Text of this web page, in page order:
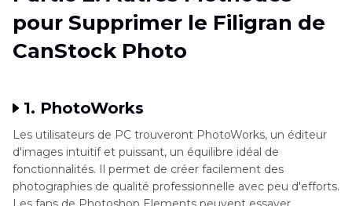
pour Supprimer le Filigran de
CanStock Photo
1. PhotoWorks
Les utilisateurs de PC trouveront PhotoWorks, un éditeur
d'images intuitif et puissant, un équilibre idéal de
fonctionnalités. Il permet de créer facilement des
photographies de qualité professionnelle avec peu d'efforts.